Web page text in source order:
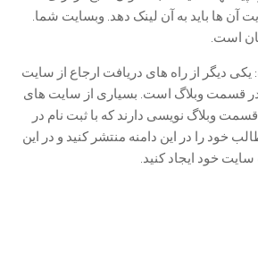
آن ها باید به آن لینک دهد. وبسایت شما.
است.
دیگر از راه های دریافت ارجاع از سایت
در قسمت وبلاگ است. بسیاری از سایت های
وبلاگ نویسی دارند که با ثبت نام در
خود را در این دامنه منتشر کنید و در این
خود ایجاد کنید.